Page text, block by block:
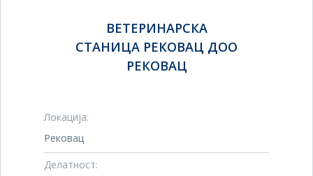
ВЕТЕРИНАРСКА
СТАНИЦА РЕКОВАЦ ДОО
РЕКОВАЦ
Локација:
Рековац
Делатност: